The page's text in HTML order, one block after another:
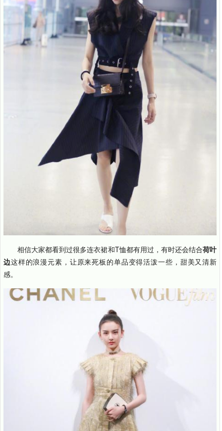
相信大家都看到过很多连衣裙和T恤都有用过，有时还会结合荷叶
边这样的浪漫元素，让原来死板的单品变得活泼一些，甜美又清新
感。